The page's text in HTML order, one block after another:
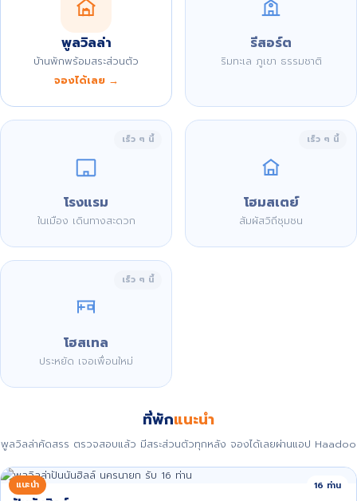
พูลวิลล่า
บ้านพักพร้อมสระส่วนตัว
จองได้เลย →
รีสอร์ต
ริมทะเล ภูเขา ธรรมชาติ
เร็ว ๆ นี้
โรงแรม
ในเมือง เดินทางสะดวก
เร็ว ๆ นี้
โฮมสเตย์
สัมผัสวิถีชุมชน
เร็ว ๆ นี้
โฮสเทล
ประหยัด เจอเพื่อนใหม่
ที่พักแนะนำ
พูลวิลล่าคัดสรร ตรวจสอบแล้ว มีสระส่วนตัวทุกหลัง จองได้เลยผ่านแอป Haadoo
แนะนำ 16 ท่าน